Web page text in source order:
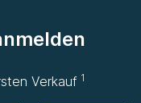
Verkauf1